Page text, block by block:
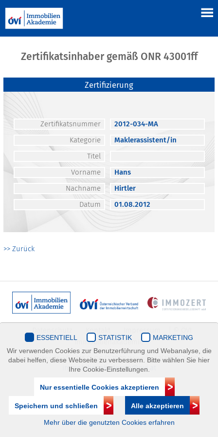
Zertifikatsinhaber gemäß ONR 43001ff
Zertifizierung
Zertifikatsnummer
2012-034-MA
Kategorie
Maklerassistent/in
Titel
Vorname
Hans
Nachname
Hirtler
Datum
01.08.2012
>> Zurück
Immobilienakademie
Mariahilfer Straße 116/2.OG/2 1070 Wien | +43(1)505 32 50 |
immobilienakademie@ovi.at
ESSENTIELL STATISTIK
MARKETING
Wir verwenden Cookies zur Benutzerführung und Webanalyse, die
dabei helfen, diese Webseite zu verbessern. Bitte wählen Sie hier
Ihre Cookie-Einstellungen.
Nur essentielle Cookies akzeptieren
Speichern und schließen Alle akzeptieren
Mehr über die genutzten Cookies erfahren